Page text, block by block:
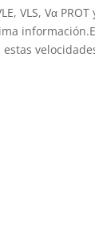
VLS, Vα